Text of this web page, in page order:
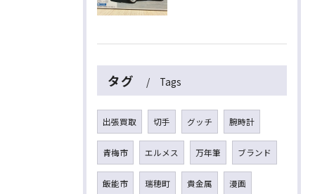
タグ Tags
出張買取 切手 グッチ 腕時計
青梅市 エルメス 万年筆 ブランド
飯能市 瑞穂町 貴金属 漫画